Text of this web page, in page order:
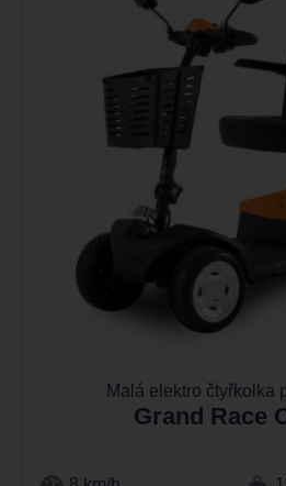
Malá elektro čtyřkolka
Grand Race